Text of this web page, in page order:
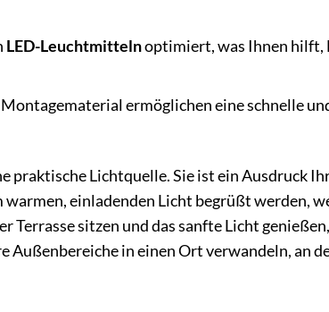
LED-Leuchtmittelnoptimiert, was Ihnen hilft,
ermöglichen eine schnelle
praktische Lichtquelle. Sie ist ein Ausdruck
einladenden Licht begrüßt werden,
Terrasse sitzen und das sanfte Licht
in einen Ort verwandeln, an